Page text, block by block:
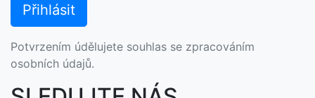
Potvrzením údělujete souhlas se zpracováním
osobních údajů.